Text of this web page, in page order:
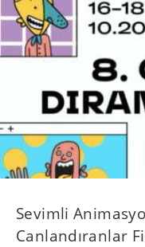
Sevimli
Canlandıranlar